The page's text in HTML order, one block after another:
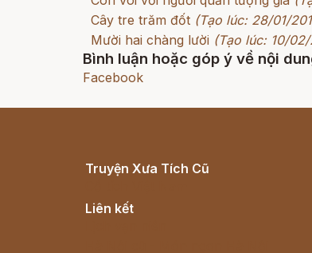
Cây tre trăm đốt (Tạo lúc: 28/01/
Mười hai chàng lười (Tạo lúc: 10/
Bình luận hoặc góp ý về nội
Facebook
Truyện Xưa Tích Cũ
Liên kết